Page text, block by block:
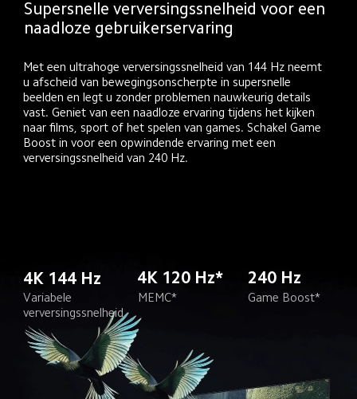
Supersnelle verversingssnelheid voor een
naadloze gebruikerservaring
Met een ultrahoge verversingssnelheid van 144 Hz neemt
u afscheid van bewegingsonscherpte in supersnelle
beelden en legt u zonder problemen nauwkeurig details
vast. Geniet van een naadloze ervaring tijdens het kijken
naar films, sport of het spelen van games. Schakel Game
Boost in voor een opwindende ervaring met een
verversingssnelheid van 240 Hz.
4K 144 Hz
Variabele
verversingssnelheid
4K 120 Hz*
MEMC*
240 Hz
Game Boost*